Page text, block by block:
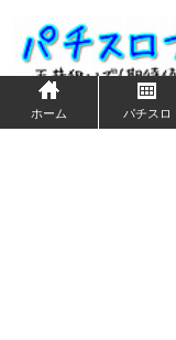
ホーム パチスロ